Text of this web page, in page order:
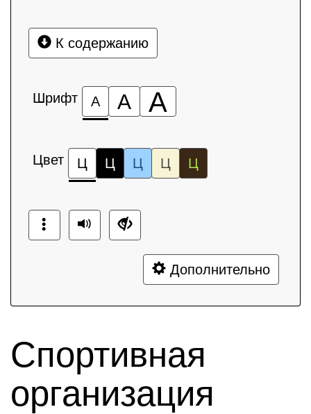
К содержанию
Шрифт А А А
Цвет Ц Ц Ц Ц Ц
Дополнительно
Спортивная
организация